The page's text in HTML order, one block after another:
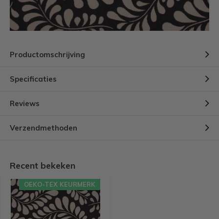
Productomschrijving
Specificaties
Reviews
Verzendmethoden
Recent bekeken
OEKO-TEX KEURMERK